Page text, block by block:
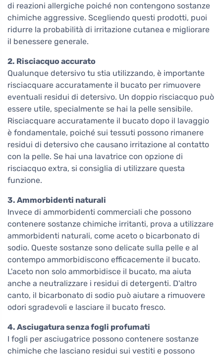
di reazioni allergiche poiché non contengono sostanze
chimiche aggressive. Scegliendo questi prodotti, puoi
ridurre la probabilità di irritazione cutanea e migliorare
il benessere generale.
2. Risciacquo accurato
Qualunque detersivo tu stia utilizzando, è importante
risciacquare accuratamente il bucato per rimuovere
eventuali residui di detersivo. Un doppio risciacquo può
essere utile, specialmente se hai la pelle sensibile.
Risciacquare accuratamente il bucato dopo il lavaggio
è fondamentale, poiché sui tessuti possono rimanere
residui di detersivo che causano irritazione al contatto
con la pelle. Se hai una lavatrice con opzione di
risciacquo extra, si consiglia di utilizzare questa
funzione.
3. Ammorbidenti naturali
Invece di ammorbidenti commerciali che possono
contenere sostanze chimiche irritanti, prova a utilizzare
ammorbidenti naturali, come aceto o bicarbonato di
sodio. Queste sostanze sono delicate sulla pelle e al
contempo ammorbidiscono efficacemente il bucato.
L'aceto non solo ammorbidisce il bucato, ma aiuta
anche a neutralizzare i residui di detergenti. D'altro
canto, il bicarbonato di sodio può aiutare a rimuovere
odori sgradevoli e lasciare il bucato fresco.
4. Asciugatura senza fogli profumati
I fogli per asciugatrice possono contenere sostanze
chimiche che lasciano residui sui vestiti e possono